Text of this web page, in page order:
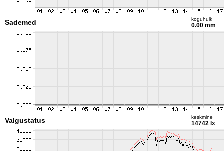
Sademed koguhulk
0.00 mm
Valgustatus keskmine
14742 lx